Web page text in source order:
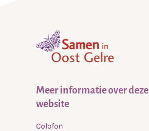
Meer informatie over deze
website
Colofon